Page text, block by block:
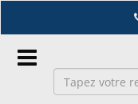
au
contenu
principal
Connexion